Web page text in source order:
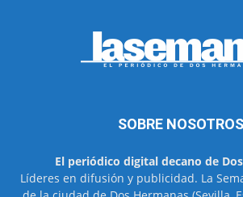
SOBRE NOSOTROS
El periódico digital decano de
Líderes en difusión y publicidad. La